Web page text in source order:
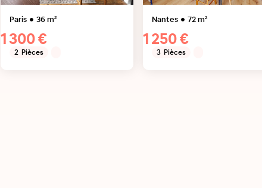
Paris 36m²
1 300 €
2 Pièces
Nantes 72m²
1 250 €
3 Pièces